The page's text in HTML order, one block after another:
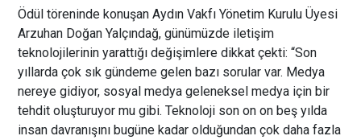
Ödül töreninde konuşan Aydın Vakfı Yönetim Kurulu Üyesi
Arzuhan Doğan Yalçındağ, günümüzde iletişim
teknolojilerinin yarattığı değişimlere dikkat çekti: “Son
yıllarda çok sık gündeme gelen bazı sorular var. Medya
nereye gidiyor, sosyal medya geleneksel medya için bir
tehdit oluşturuyor mu gibi. Teknoloji son on on beş yılda
insan davranışını bugüne kadar olduğundan çok daha fazla